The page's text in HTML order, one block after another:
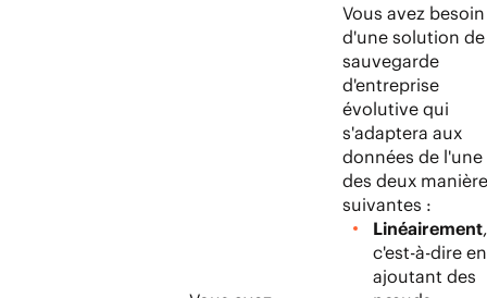
Vous avez besoin
d'une solution de
sauvegarde
d'entreprise
évolutive qui
s'adaptera aux
données de l'une
des deux
suivantes :
Linéairement,
c'est-à-dire en
ajoutant des